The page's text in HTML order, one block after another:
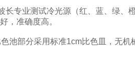
专业测试冷光源（红、蓝、绿、橙
，准确度高。
部分采用标准1cm比色皿，无机